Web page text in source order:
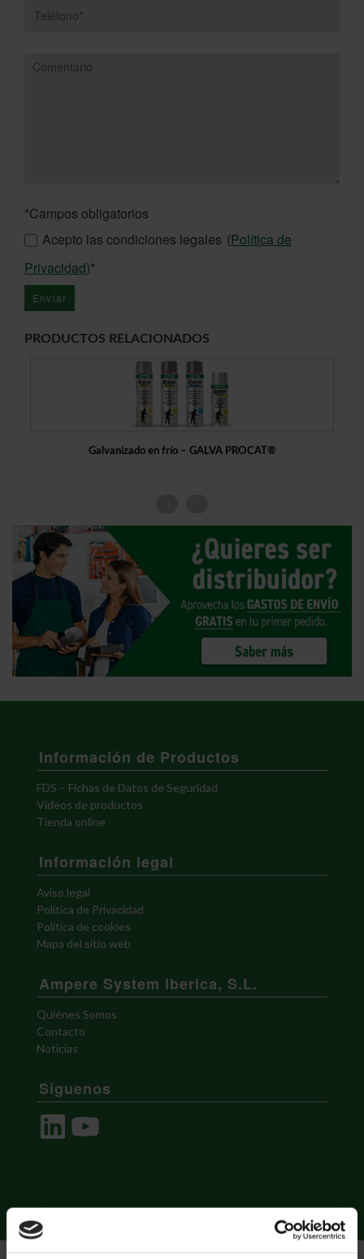
*Campos obligatorios
Acepto las condiciones legales (Política de
Privacidad)*
PRODUCTOS RELACIONADOS
Galvanizado en frío – GALVA PROCAT®
Información de Productos
FDS – Fichas de Datos de Seguridad
Vídeos de productos
Tienda online
Información legal
Aviso legal
Política de Privacidad
Política de cookies
Mapa del sitio web
Ampere System Iberica, S.L.
Quiénes Somos
Contacto
Noticias
Síguenos
LinkedInYouTube